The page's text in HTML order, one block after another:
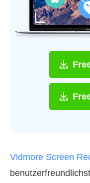
Vidmore Screen